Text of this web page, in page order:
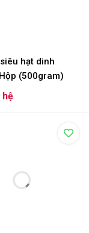
hạt dinh
(500gram)